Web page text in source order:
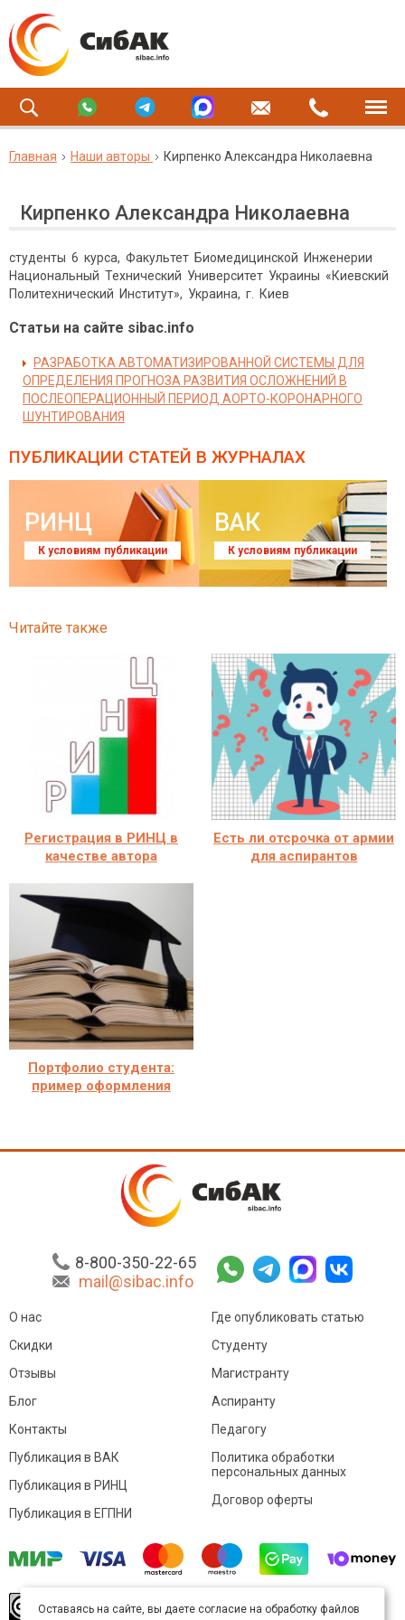
Главная Наши авторы Кирпенко Александра Николаевна
Кирпенко Александра Николаевна
студенты 6 курса, Факультет Биомедицинской Инженерии
Национальный Технический Университет Украины «Киевский
Политехнический Институт», Украина, г. Киев
Статьи на сайте sibac.info
РАЗРАБОТКА АВТОМАТИЗИРОВАННОЙ СИСТЕМЫ ДЛЯ
ОПРЕДЕЛЕНИЯ ПРОГНОЗА РАЗВИТИЯ ОСЛОЖНЕНИЙ В
ПОСЛЕОПЕРАЦИОННЫЙ ПЕРИОД АОРТО-КОРОНАРНОГО
ШУНТИРОВАНИЯ
ПУБЛИКАЦИИ СТАТЕЙ В ЖУРНАЛАХ
РИНЦ
К условиям публикации
ВАК
К условиям публикации
Читайте также
Регистрация в РИНЦ в
качестве автора
Есть ли отсрочка от армии
для аспирантов
Портфолио студента:
пример оформления
8-800-350-22-65
mail@sibac.info
О нас
Скидки
Отзывы
Блог
Контакты
Где опубликовать статью
Студенту
Магистранту
Аспиранту
Педагогу
Публикация в ВАК
Публикация в РИНЦ
Публикация в ЕГПНИ
Политика обработки
персональных данных
Договор оферты
произведение доступно полицензии Creative
Оставаясь на сайте, вы даете согласие на обработку файлов